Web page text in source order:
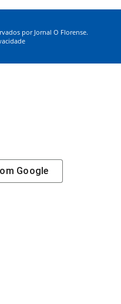
por Jornal O Florense.
Google